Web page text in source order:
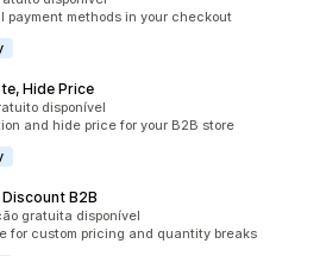
payment methods in your checkout
Hide Price
disponível
and hide price for your B2B store
B2B
gratuita disponível
for custom pricing and quantity breaks